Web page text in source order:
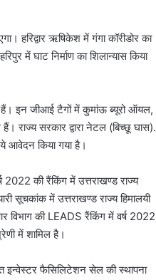
हरिद्वार ऋषिकेश में गंगा कॉरीडोर का
में घाट निर्माण का शिलान्यास किया
हैं। इन जीआई टैगों में कुमांऊ ब्यूरो ऑयल,
राज्य सरकार द्वारा नेटल (बिच्छू घास).
आवेदन किया गया है।
2022 की रैंकिंग में उत्तराखण्ड राज्य
सूचकांक में उत्तराखण्ड राज्य हिमालयी
विभाग की LEADS रैंकिंग में वर्ष 2022
में शामिल है।
इन्वेस्टर फैसिलिटेशन सेल की स्थापना